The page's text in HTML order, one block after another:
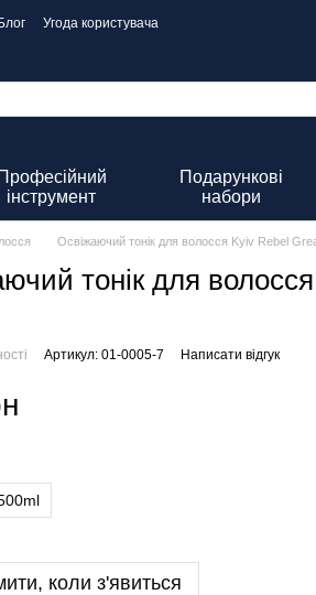
Блог
Угода користувача
Професійний
інструмент
Подарункові
набори
Освіжаючий тонік для волосся Kyiv Rebel
тонік для
Артикул: 01-0005-7 Написати відгук
коли з'явиться